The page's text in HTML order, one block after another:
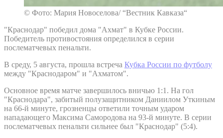
© Фото: Мария Новоселова/ “Вестник Кавказа“
"Краснодар" победил дома "Ахмат" в Кубке России.
Победитель противостояния определился в серии
послематчевых пенальти.
В среду, 5 августа, прошла встреча Кубка России по футболу
между "Краснодаром" и "Ахматом".
Основное время матче завершилось вничью 1:1. На гол
"Краснодара", забитый полузащитником Даниилом Уткиным
на 66-й минуте, грозненцы ответили точным ударом
нападающего Максима Самородова на 93-й минуте. В серии
послематчевых пенальти сильнее был "Краснодар" (5:4).